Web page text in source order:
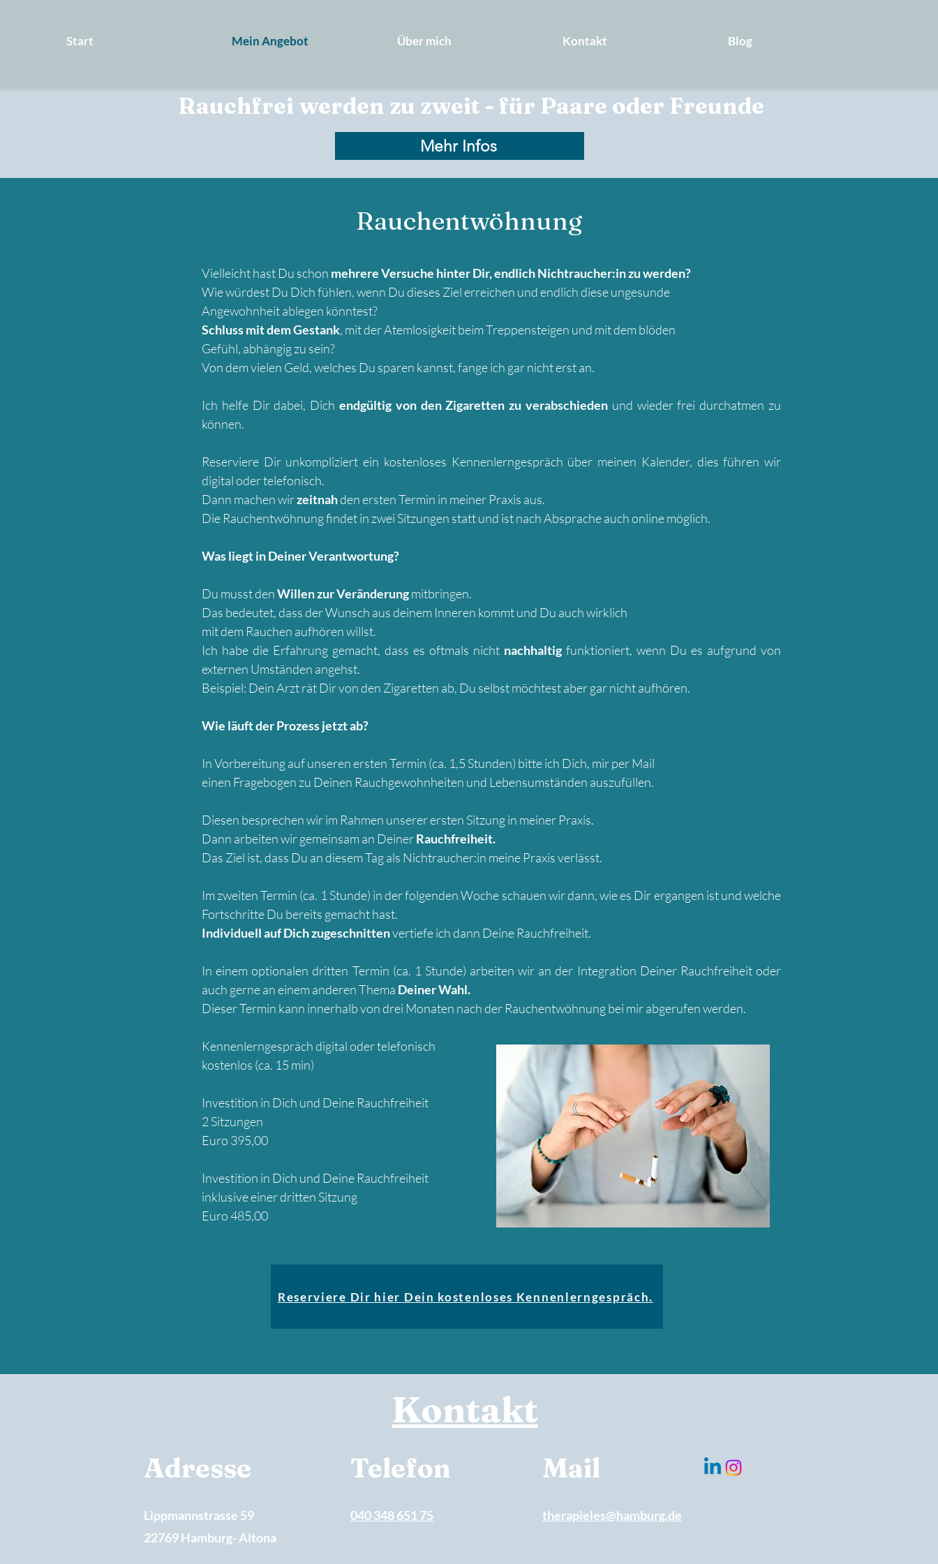
Start Mein Angebot Über mich Kontakt Blog
Rauchfrei werden zu zweit - für Paare oder Freunde
Mehr Infos
Rauchentwöhnung
Vielleicht hast Du schon mehrere Versuche hinter Dir, endlich Nichtraucher:in zu werden?
Wie würdest Du Dich fühlen, wenn Du dieses Ziel erreichen und endlich diese ungesunde
Angewohnheit ablegen könntest?
Schluss mit dem Gestank, mit der Atemlosigkeit beim Treppensteigen und mit dem blöden
Gefühl, abhängig zu sein?
Von dem vielen Geld, welches Du sparen kannst, fange ich gar nicht erst an.
Ich helfe Dir dabei, Dich endgültig von den Zigaretten zu verabschieden und wieder frei durchatmen zu
können.
Reserviere Dir unkompliziert ein kostenloses Kennenlerngespräch über meinen Kalender, dies führen wir
digital oder telefonisch.
Dann machen wirzeitnahden ersten Termin in meiner Praxis aus.​
Die Rauchentwöhnung findet in zwei Sitzungen statt und ist nach Absprache auch online möglich.
Was liegt in Deiner Verantwortung?
Du musst denWillen zur Veränderungmitbringen.
Das bedeutet, dass der Wunsch aus deinem Inneren kommt und Du auch wirklich
mit dem Rauchen aufhören willst.
Ich habe die Erfahrung gemacht, dass es oftmals nicht nachhaltigfunktioniert, wenn Du es aufgrund von
externen Umständen angehst.
Beispiel: Dein Arzt rät Dir von den Zigaretten ab, Du selbst möchtest aber gar nicht aufhören.
Wie läuft der Prozess jetzt ab?
In Vorbereitung auf unseren ersten Termin (ca. 1,5 Stunden) bitte ich Dich, mir per Mail
einen Fragebogen zu Deinen Rauchgewohnheiten und Lebensumständen auszufüllen.
Diesen besprechen wir im Rahmen unserer ersten Sitzung in meiner Praxis.
Dann arbeiten wir gemeinsam an DeinerRauchfreiheit.
Das Ziel ist, dass Du an diesem Tag als Nichtraucher:in meine Praxis verlässt.
Im zweiten Termin (ca. 1 Stunde) in der folgenden Woche schauen wir dann, wie es Dir ergangen ist und welche
Fortschritte Du bereits gemacht hast.
Individuell auf Dich zugeschnittenvertiefe ich dann Deine Rauchfreiheit.
In einem optionalen dritten Termin (ca. 1 Stunde) arbeiten wir an der Integration Deiner Rauchfreiheit oder
auch gerne an einem anderen Thema Deiner Wahl.
Dieser Termin kann innerhalb von drei Monaten nach der Rauchentwöhnung bei mir abgerufen werden.​
Kennenlerngespräch digital oder telefonisch
kostenlos (ca. 15 min)
Investition in Dich und Deine Rauchfreiheit
2 Sitzungen
Euro 395,00
Investition in Dich und Deine Rauchfreiheit
inklusive einer dritten Sitzung
Euro 485,00
Reserviere Dir hier Dein kostenloses Kennenlerngespräch.
Kontakt
Adresse
Lippmannstrasse 59
22769 Hamburg- Altona
Telefon Mail
040 348 651 75 therapieles@hamburg.de